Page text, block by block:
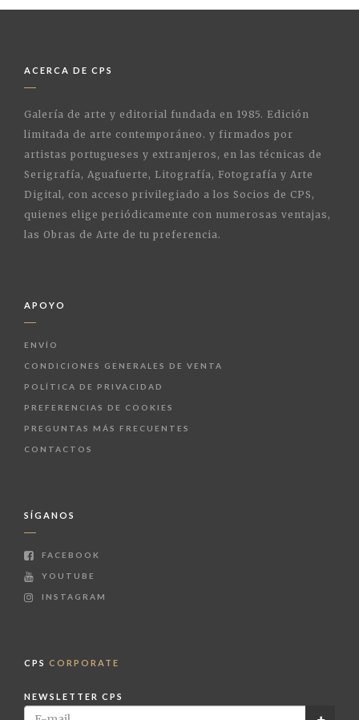
ACERCA DE CPS
Galería de arte y editorial fundada en 1985. Edición
limitada de arte contemporáneo. y firmados por
artistas portugueses y extranjeros, en las técnicas de
Serigrafía, Aguafuerte, Litografía, Fotografía y Arte
Digital, con acceso privilegiado a los Socios de CPS,
quienes elige periódicamente con numerosas ventajas,
las Obras de Arte de tu preferencia.
APOYO
ENVÍO
CONDICIONES GENERALES DE VENTA
POLÍTICA DE PRIVACIDAD
PREFERENCIAS DE COOKIES
PREGUNTAS MÁS FRECUENTES
CONTACTOS
SÍGANOS
FACEBOOK
YOUTUBE
INSTAGRAM
CPS CORPORATE
NEWSLETTER CPS